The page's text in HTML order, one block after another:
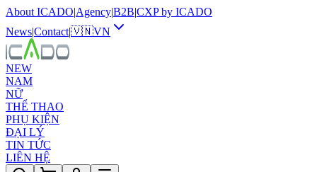
About ICADO|Agency|B2B|CXP by ICADO
News|Contact|🇻🇳VN
NEW
NAM
NỮ
THỂ THAO
PHỤ KIỆN
ĐẠI LÝ
TIN TỨC
LIÊN HỆ